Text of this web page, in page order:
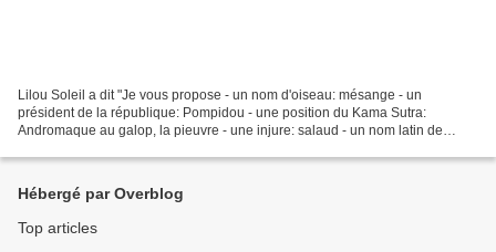
Lilou Soleil a dit "Je vous propose - un nom d'oiseau: mésange - un
président de la république: Pompidou - une position du Kama Sutra:
Andromaque au galop, la pieuvre - une injure: salaud - un nom latin de
Hébergé par Overblog
Top articles